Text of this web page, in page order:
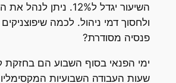
השיעור יגדל ל12%. ניתן
ולחסוך דמי ניהול. לכמה שיפוצניקים
פנסיה מסודרת?
ימי הפנאי בסוף השבוע הם בחזקת
שעות העבודה השבועיות